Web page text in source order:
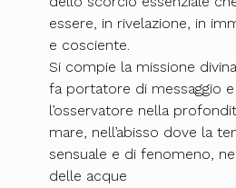
essere, in rivelazione, in
e cosciente.
Si compie la missione
fa portatore di messaggio
l’osservatore nella
mare, nell’abisso dove la
sensuale e di fenomeno,
delle acque